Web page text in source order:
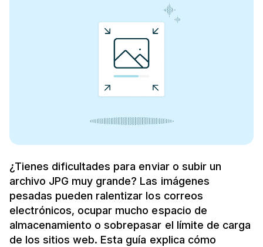
¿Tienes dificultades para enviar o subir un
archivo JPG muy grande? Las imágenes
pesadas pueden ralentizar los correos
electrónicos, ocupar mucho espacio de
almacenamiento o sobrepasar el límite de carga
de los sitios web. Esta guía explica cómo